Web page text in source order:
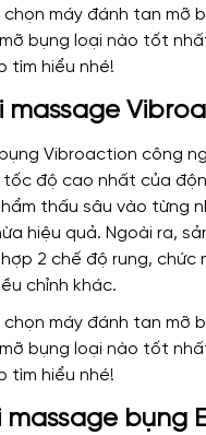
massage
Vibroaction công
tốc độ cao nhất của
thấu sâu vào từng
hiệu quả. Ngoài ra,
2 chế độ rung, chức
chỉnh khác.
massage bụng